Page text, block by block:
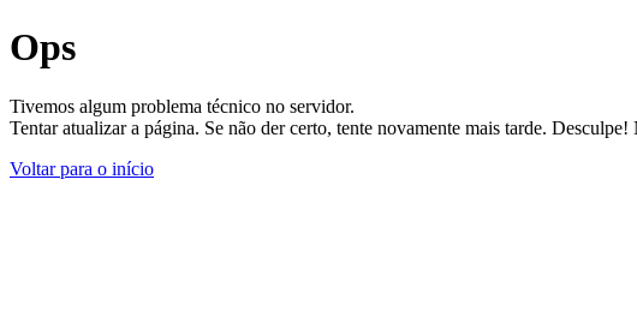
Ops
Tivemos algum problema técnico no servidor.
Tentar atualizar a página. Se não der certo, tente novamente mais tarde.
Voltar para o início